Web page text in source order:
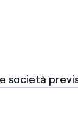
società